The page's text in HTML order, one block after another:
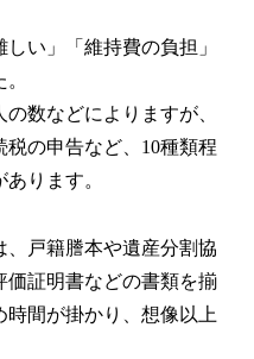
い」「維持費の負担」
数などによりますが、
の申告など、10種類程
ります。
、戸籍謄本や遺産分割協
価証明書などの書類を揃
時間が掛かり、想像以上